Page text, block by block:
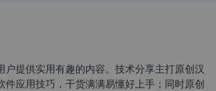
户提供实用有趣的内容。技术分享主打原创汉
件应用技巧，干货满满易懂好上手；同时原创